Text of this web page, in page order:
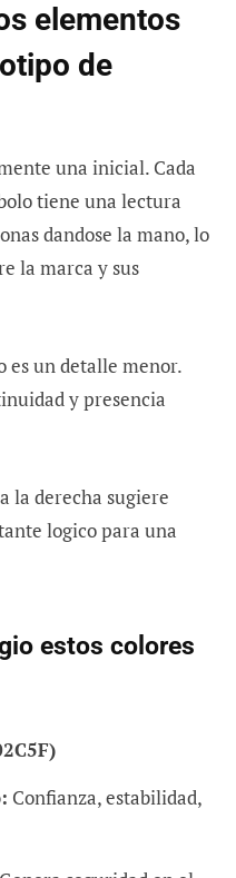
elementos
de
una inicial. Cada
tiene una lectura
dandose la mano, lo
la marca y sus
es un detalle menor.
y presencia
la derecha sugiere
logico para una
estos colores
Confianza, estabilidad,